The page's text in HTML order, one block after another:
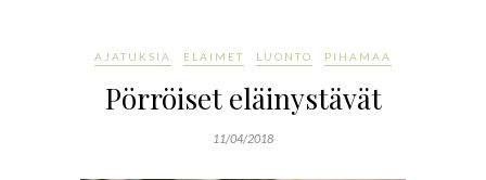
AJATUKSIA ELÄIMET LUONTO PIHAMAA
Pörröiset eläinystävät
11/04/2018